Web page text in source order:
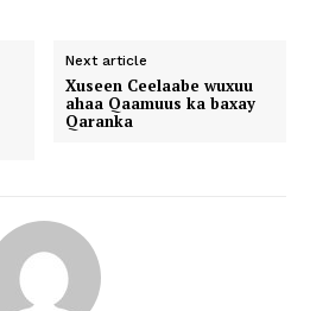
Next article
Xuseen Ceelaabe wuxuu
ahaa Qaamuus ka baxay
Qaranka